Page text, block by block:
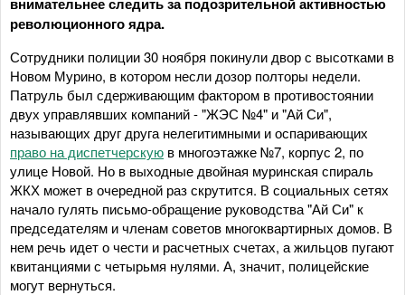
революционного ядра.
Сотрудники полиции 30 ноября покинули двор с высотками в
Новом Мурино, в котором несли дозор полторы недели.
Патруль был сдерживающим фактором в противостоянии
двух управлявших компаний - "ЖЭС №4" и "Ай Си",
называющих друг друга нелегитимными и оспаривающих
право на диспетчерскую в многоэтажке №7, корпус 2, по
улице Новой. Но в выходные двойная муринская спираль
ЖКХ может в очередной раз скрутится. В социальных сетях
начало гулять письмо-обращение руководства "Ай Си" к
председателям и членам советов многоквартирных домов. В
нем речь идет о чести и расчетных счетах, а жильцов пугают
квитанциями с четырьмя нулями. А, значит, полицейские
могут вернуться.